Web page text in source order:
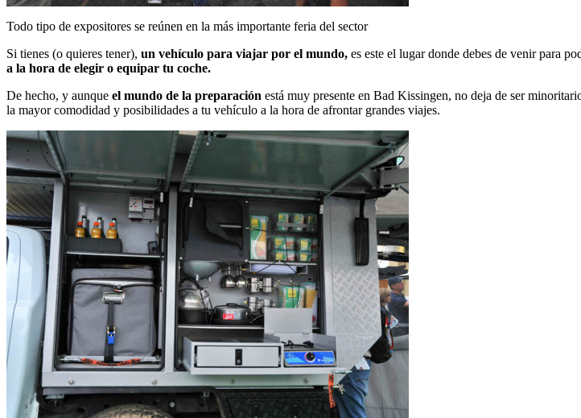
Todo tipo de expositores se reúnen en la más importante feria del sector
Si tienes (o quieres tener), un vehículo para viajar por el mundo, es este el lugar donde debes de venir para
a la hora de elegir o equipar tu coche.
De hecho, y aunque el mundo de la preparación está muy presente en Bad Kissingen, no deja de ser
la mayor comodidad y posibilidades a tu vehículo a la hora de afrontar grandes viajes.